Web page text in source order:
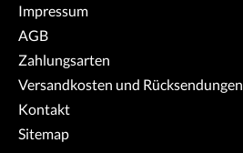
Impressum
AGB
Zahlungsarten
Versandkosten und Rücksendungen
Kontakt
Sitemap